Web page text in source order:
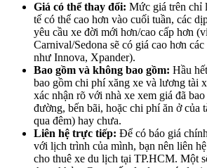
Giá có thể thay đổi: Mức giá trên chỉ
tế có thể cao hơn vào cuối tuần, các
yêu cầu xe đời mới hơn/cao cấp hơn
Carnival/Sedona sẽ có giá cao hơn
như Innova, Xpander).
Bao gồm và không bao gồm: Hầu
bao gồm chi phí xăng xe và lương tài
xác nhận rõ với nhà xe xem giá đã
đường, bến bãi, hoặc chi phí ăn ở của
qua đêm) hay chưa.
Liên hệ trực tiếp: Để có báo giá
với lịch trình của mình, bạn nên liên
cho thuê xe du lịch tại TP.HCM. Một